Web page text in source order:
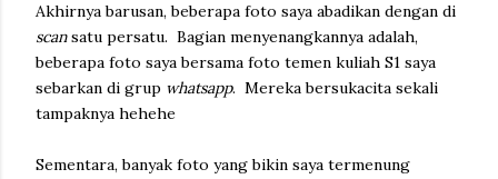
Akhirnya barusan, beberapa foto saya abadikan dengan di
scansatu persatu. Bagian menyenangkannya adalah,
beberapa foto saya bersama foto temen kuliah S1 saya
sebarkan di grup whatsapp. Mereka bersukacita sekali
tampaknya hehehe
Sementara, banyak foto yang bikin saya termenung